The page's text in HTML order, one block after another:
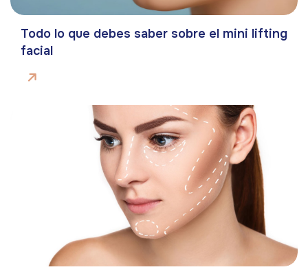
Todo lo que debes saber sobre el mini lifting
facial